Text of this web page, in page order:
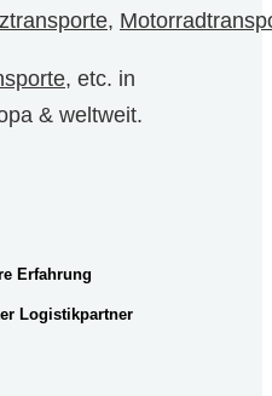
,
, etc. in
& weltweit.
Erfahrung
Logistikpartner